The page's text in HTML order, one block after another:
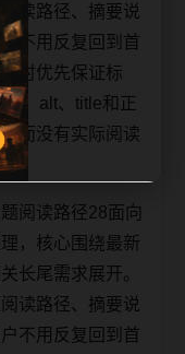
读路径、摘要说
不用反复回到首
时优先保证标
、alt、title和正
而没有实际阅读
阅读路径28面向
，核心围绕最新
长尾需求展开。
读路径、摘要说
不用反复回到首